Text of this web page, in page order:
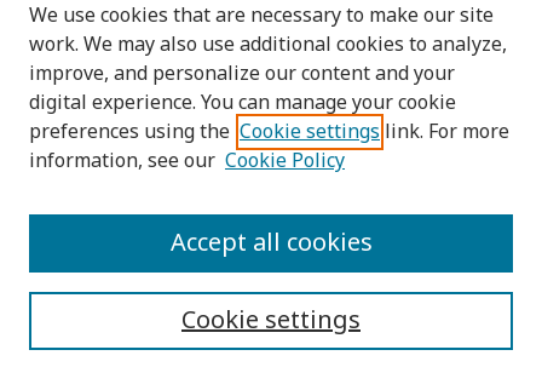
Browse
Collections
Disciplines
Authors
We use cookies that are necessary to make our site
work. We may also use additional cookies to analyze,
improve, and personalize our content and your
digital experience. You can manage your cookie
preferences using the Cookie settings link. For more
information, see our Cookie Policy
Cookie settings
Accept all cookies